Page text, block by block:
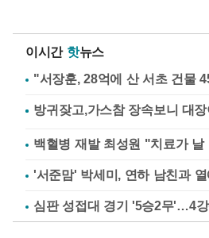
이시간 핫뉴스
"서장훈, 28억에 산 서초 건물
백혈병 재발 최성원 "치료가 날
'서준맘' 박세미, 연하 남친과 열
심판 성접대 경기 '5승2무'…4